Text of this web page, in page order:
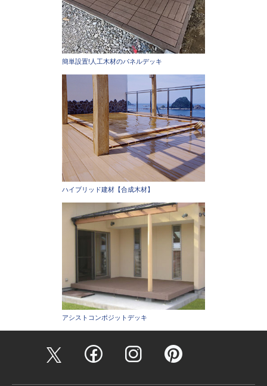
簡単設置!人工木材のパネルデッキ
ハイブリッド建材【合成木材】
アシストコンポジットデッキ